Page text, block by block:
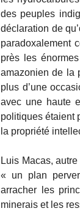
des peuples
déclaration de
paradoxalement
près les
amazonien de la
plus d’une
avec une haute
politiques étaient
la propriété
Luis Macas,
« un plan
arracher les
minerais et les